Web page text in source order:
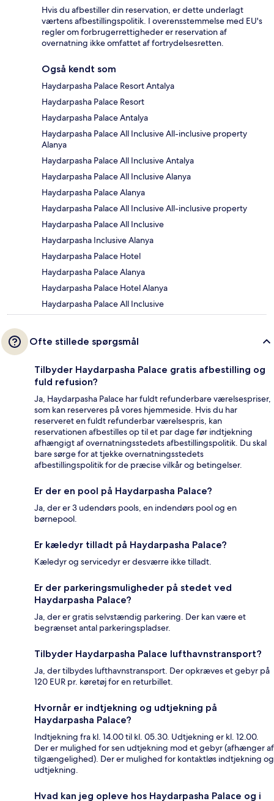
Hvis du afbestiller din reservation, er dette underlagt
værtens afbestillingspolitik. I overensstemmelse med EU's
regler om forbrugerrettigheder er reservation af
overnatning ikke omfattet af fortrydelsesretten.
Også kendt som
Haydarpasha Palace Resort Antalya
Haydarpasha Palace Resort
Haydarpasha Palace Antalya
Haydarpasha Palace All Inclusive All-inclusive property
Alanya
Haydarpasha Palace All Inclusive Antalya
Haydarpasha Palace All Inclusive Alanya
Haydarpasha Palace Alanya
Haydarpasha Palace All Inclusive All-inclusive property
Haydarpasha Palace All Inclusive
Haydarpasha Inclusive Alanya
Haydarpasha Palace Hotel
Haydarpasha Palace Alanya
Haydarpasha Palace Hotel Alanya
Haydarpasha Palace All Inclusive
Ofte stillede spørgsmål
Tilbyder Haydarpasha Palace gratis afbestilling og
fuld refusion?
Ja, Haydarpasha Palace har fuldt refunderbare værelsespriser,
som kan reserveres på vores hjemmeside. Hvis du har
reserveret en fuldt refunderbar værelsespris, kan
reservationen afbestilles op til et par dage før indtjekning
afhængigt af overnatningsstedets afbestillingspolitik. Du skal
bare sørge for at tjekke overnatningsstedets
afbestillingspolitik for de præcise vilkår og betingelser.
Er der en pool på Haydarpasha Palace?
Ja, der er 3 udendørs pools, en indendørs pool og en
børnepool.
Er kæledyr tilladt på Haydarpasha Palace?
Kæledyr og servicedyr er desværre ikke tilladt.
Er der parkeringsmuligheder på stedet ved
Haydarpasha Palace?
Ja, der er gratis selvstændig parkering. Der kan være et
begrænset antal parkeringspladser.
Tilbyder Haydarpasha Palace lufthavnstransport?
Ja, der tilbydes lufthavnstransport. Der opkræves et gebyr på
120 EUR pr. køretøj for en returbillet.
Hvornår er indtjekning og udtjekning på
Haydarpasha Palace?
Indtjekning fra kl. 14.00 til kl. 05.30. Udtjekning er kl. 12.00.
Der er mulighed for sen udtjekning mod et gebyr (afhænger af
tilgængelighed). Der er mulighed for kontaktløs indtjekning og
udtjekning.
Hvad kan jeg opleve hos Haydarpasha Palace og i